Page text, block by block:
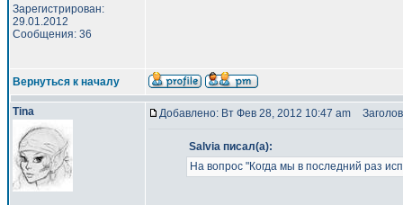
Зарегистрирован:
29.01.2012
Сообщения: 36
Вернуться к началу
Tina Добавлено: Вт Фев 28, 2012 10:47 am
Salvia писал(а):
На вопрос "Когда мы в последний раз